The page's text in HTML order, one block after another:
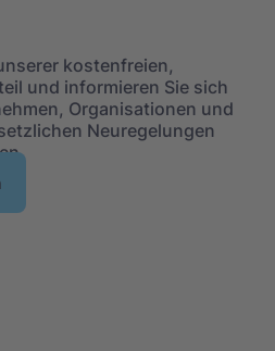
kostenfreien,
und informieren Sie sich
Organisationen und
Neuregelungen